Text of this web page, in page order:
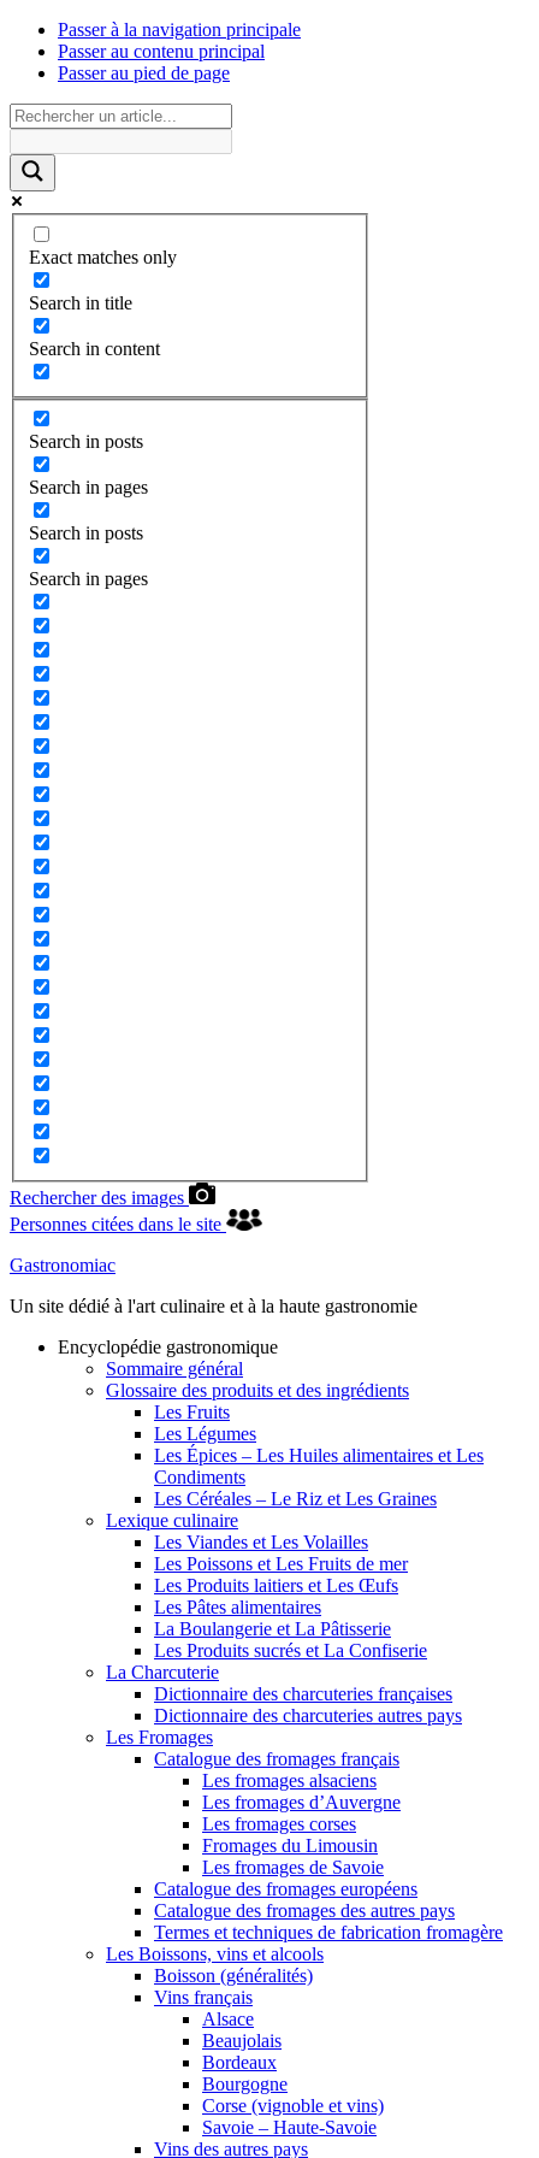
Passer à la navigation principale
Passer au contenu principal
Passer au pied de page
Exact matches only
Search in title
Search in content
Search in posts
Search in pages
Search in posts
Search in pages
Rechercher des images
Personnes citées dans le site
Gastronomiac
Un site dédié à l'art culinaire et à la haute gastronomie
Encyclopédie gastronomique
Sommaire général
Glossaire des produits et des ingrédients
Les Fruits
Les Légumes
Les Épices – Les Huiles alimentaires et Les
Condiments
Les Céréales – Le Riz et Les Graines
Lexique culinaire
Les Viandes et Les Volailles
Les Poissons et Les Fruits de mer
Les Produits laitiers et Les Œufs
Les Pâtes alimentaires
La Boulangerie et La Pâtisserie
Les Produits sucrés et La Confiserie
La Charcuterie
Dictionnaire des charcuteries françaises
Dictionnaire des charcuteries autres pays
Les Fromages
Catalogue des fromages français
Les fromages alsaciens
Les fromages d’Auvergne
Les fromages corses
Fromages du Limousin
Les fromages de Savoie
Catalogue des fromages européens
Catalogue des fromages des autres pays
Termes et techniques de fabrication fromagère
Les Boissons, vins et alcools
Boisson (généralités)
Vins français
Alsace
Beaujolais
Bordeaux
Bourgogne
Corse (vignoble et vins)
Savoie – Haute-Savoie
Vins des autres pays